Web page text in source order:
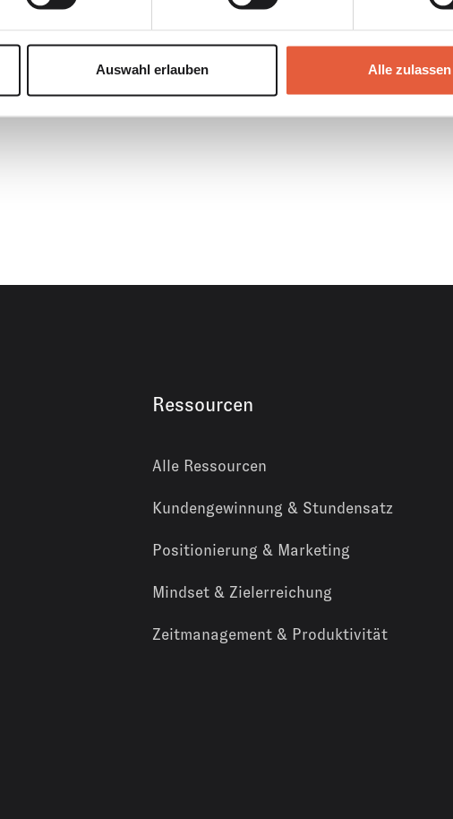
Auswahl erlauben Alle zulassen
Ressourcen
Alle Ressourcen
Kundengewinnung & Stundensatz
Positionierung & Marketing
Mindset & Zielerreichung
Zeitmanagement & Produktivität